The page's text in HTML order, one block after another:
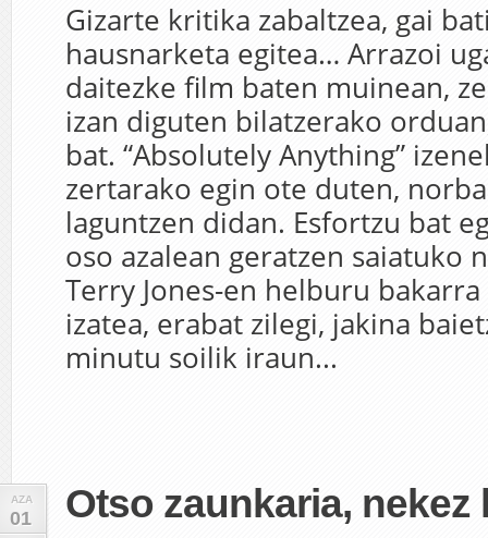
Gizarte kritika zabaltzea, gai
hausnarketa egitea… Arrazoi
daitezke film baten muinean,
izan diguten bilatzerako
bat. “Absolutely Anything”
zertarako egin ote duten,
laguntzen didan. Esfortzu bat
oso azalean geratzen saiatuko
Terry Jones-en helburu
izatea, erabat zilegi, jakina
minutu soilik iraun...
AZA
01 Otso zaunkaria, nekez